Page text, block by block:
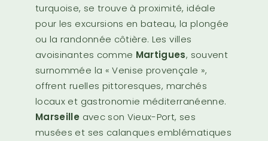
turquoise, se trouve à proximité, idéale
pour les excursions en bateau, la plongée
ou la randonnée côtière. Les villes
avoisinantes comme Martigues, souvent
surnommée la « Venise provençale »,
offrent ruelles pittoresques, marchés
locaux et gastronomie méditerranéenne.
Marseille avec son Vieux-Port, ses
musées et ses calanques emblématiques